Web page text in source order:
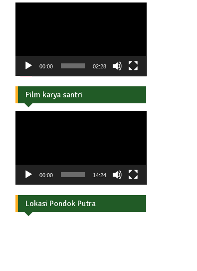
00:00 02:28
Film karya santri
00:00 14:24
Lokasi Pondok Putra